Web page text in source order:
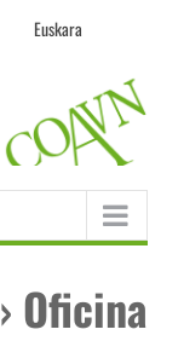
Euskara
› Oficina